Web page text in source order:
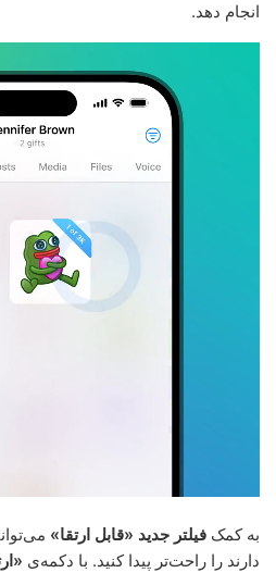
انجام دهد.
به کمک فیلتر جدید «قابل ارتقا»
دارند را راحت‌تر پیدا کنید. با دکمه‌ی